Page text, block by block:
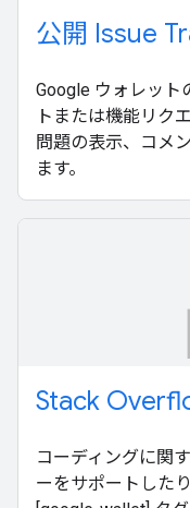
公開 Issue
Google ウォレット
トまたは機能リク
問題の表示、コメ
ます。
Stack
コーディングに関
ーをサポートした